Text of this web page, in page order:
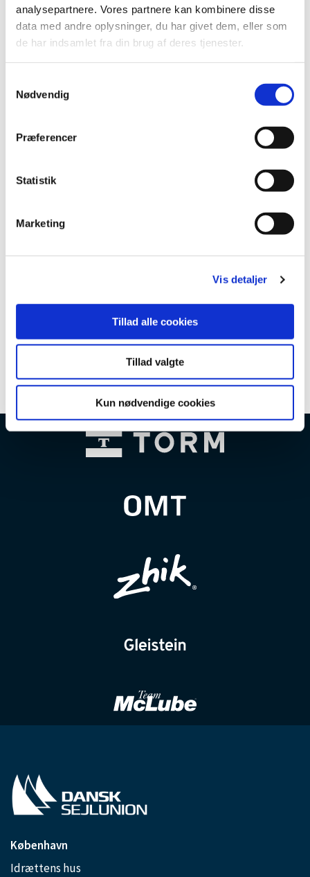
analysepartnere. Vores partnere kan kombinere disse
data med andre oplysninger, du har givet dem, eller som
de har indsamlet fra din brug af deres tjenester.
Nødvendig
Præferencer
Statistik
Marketing
Vis detaljer
Tillad alle cookies
Tillad valgte
Kun nødvendige cookies
København
Idrættens hus